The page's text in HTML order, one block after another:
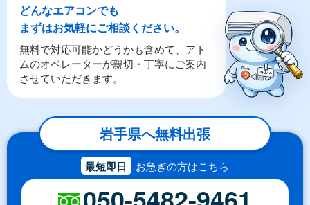
どんなエアコンでも
まずはお気軽にご相談ください。
無料で対応可能かどうかも含めて、アト
ムのオペレーターが親切・丁寧にご案内
させていただきます。
岩手県へ無料出張
最短即日 お急ぎの方はこちら